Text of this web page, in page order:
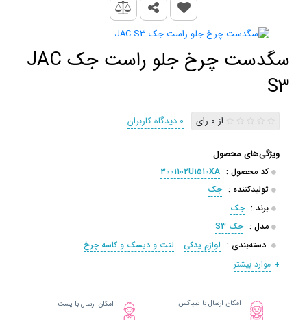
سگدست چرخ جلو راست جک JAC
S3
از 0 رای 0 دیدگاه کاربران
ویژگی‌های محصول
کد محصول : 3001102U1510XA
تولیدکننده : جک
برند : جک
مدل : جک S3
دسته‌بندی : لوازم یدکی
لنت و دیسک و کاسه چرخ
موارد بیشتر
امکان ارسال با تیپاکس امکان ارسال با پست